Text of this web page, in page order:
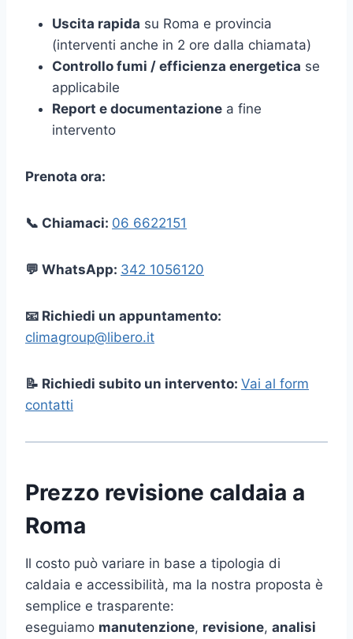
Uscita rapida su Roma e provincia
(interventi anche in 2 ore dalla chiamata)
Controllo fumi / efficienza energetica se
applicabile
Report e documentazione a fine
intervento
Prenota ora:
📞 Chiamaci: 06 6622151
💬 WhatsApp: 342 1056120
📧 Richiedi un appuntamento:
climagroup@libero.it
📝 Richiedi subito un intervento: Vai al form
contatti
Prezzo revisione caldaia a
Roma
Il costo può variare in base a tipologia di
caldaia e accessibilità, ma la nostra proposta è
semplice e trasparente:
eseguiamo manutenzione, revisione, analisi